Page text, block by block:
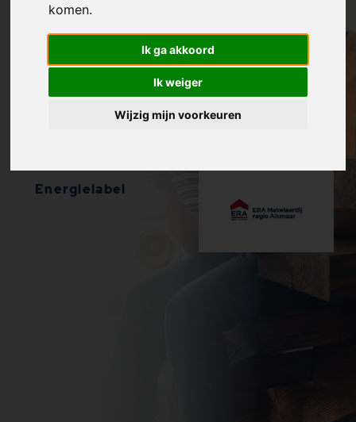
komen.
Ik ga akkoord
Ik weiger
Wijzig mijn voorkeuren
Energielabel